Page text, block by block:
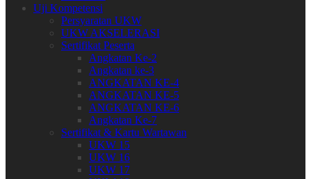
Uji Kompetensi
Persyaratan UKW
UKW AKSELERASI
Sertifikat Peserta
Angkatan Ke-2
Angkatan ke-3
ANGKATAN KE-4
ANGKATAN KE-5
ANGKATAN KE-6
Angkatan Ke-7
Sertifikat & Kartu Wartawan
UKW 15
UKW 16
UKW 17